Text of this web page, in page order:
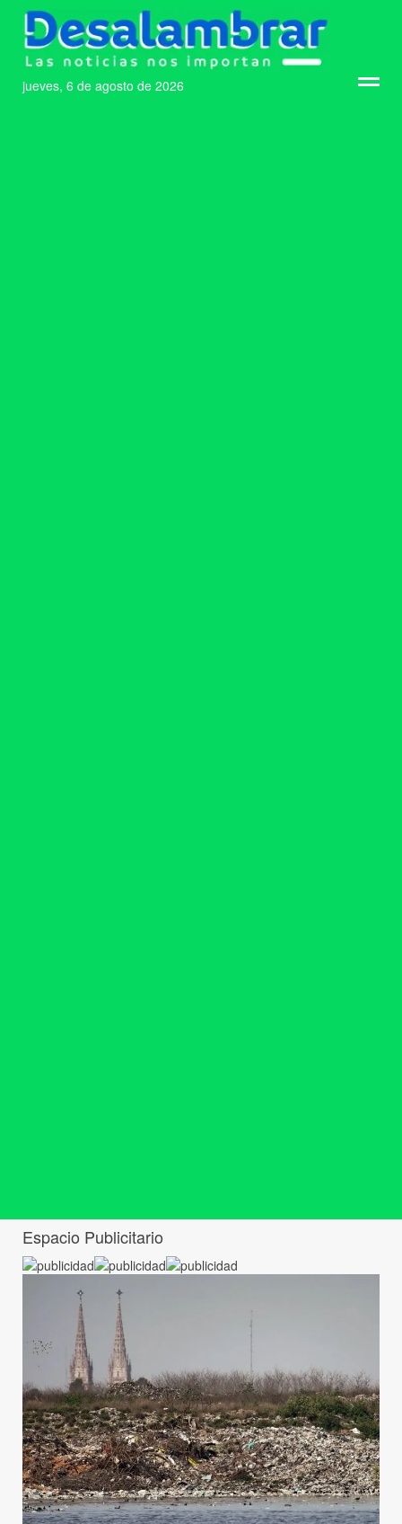
jueves, 6 de agosto de 2026
Espacio Publicitario